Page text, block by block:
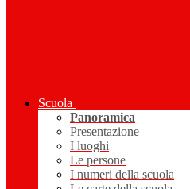
Scuola
Panoramica
Presentazione
I luoghi
Le persone
I numeri della scuola